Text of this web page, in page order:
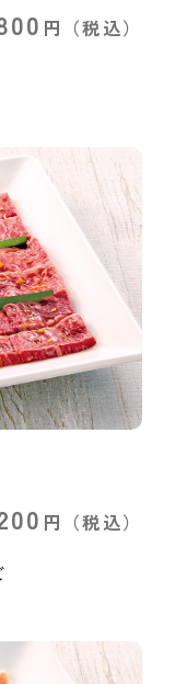
円 （税込）
円 （税込）